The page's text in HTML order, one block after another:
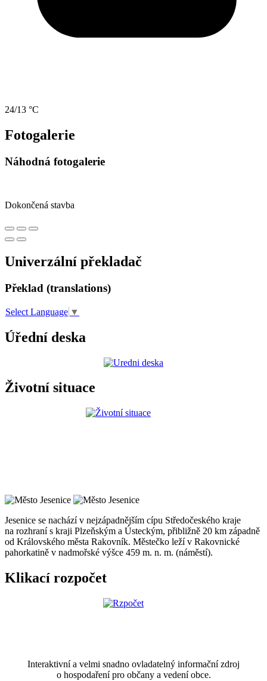
24/13 °C
Fotogalerie
Náhodná fotogalerie
Dokončená stavba
Univerzální překladač
Překlad (translations)
Select Language ▼
Úřední deska
Životní situace
Jesenice se nachází v nejzápadnějším cípu Středočeského kraje
na rozhraní s kraji Plzeňským a Ústeckým, přibližně 20 km západně
od Královského města Rakovník. Městečko leží v Rakovnické
pahorkatině v nadmořské výšce 459 m. n. m. (náměstí).
Klikací rozpočet
Interaktivní a velmi snadno ovladatelný informační zdroj
o hospodaření pro občany a vedení obce.